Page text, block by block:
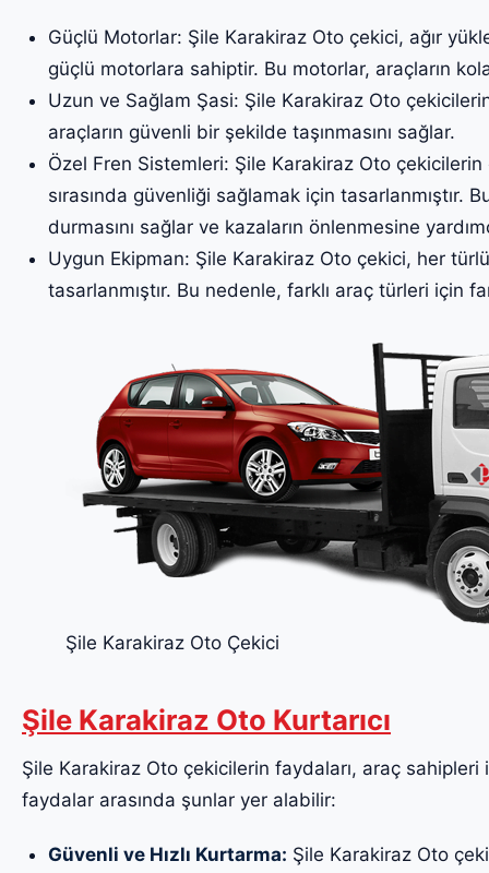
Güçlü Motorlar: Şile Karakiraz Oto çekici, ağır
güçlü motorlara sahiptir. Bu motorlar, araçların
Uzun ve Sağlam Şasi: Şile Karakiraz Oto
araçların güvenli bir şekilde taşınmasını sağlar.
Özel Fren Sistemleri: Şile Karakiraz Oto
sırasında güvenliği sağlamak için tasarlanmıştır.
durmasını sağlar ve kazaların önlenmesine
Uygun Ekipman: Şile Karakiraz Oto çekici, her
tasarlanmıştır. Bu nedenle, farklı araç türleri için
Şile Karakiraz Oto Çekici
Şile Karakiraz Oto Kurtarıcı
Şile Karakiraz Oto çekicilerin faydaları, araç
faydalar arasında şunlar yer alabilir:
Güvenli ve Hızlı Kurtarma: Şile Karakiraz Oto